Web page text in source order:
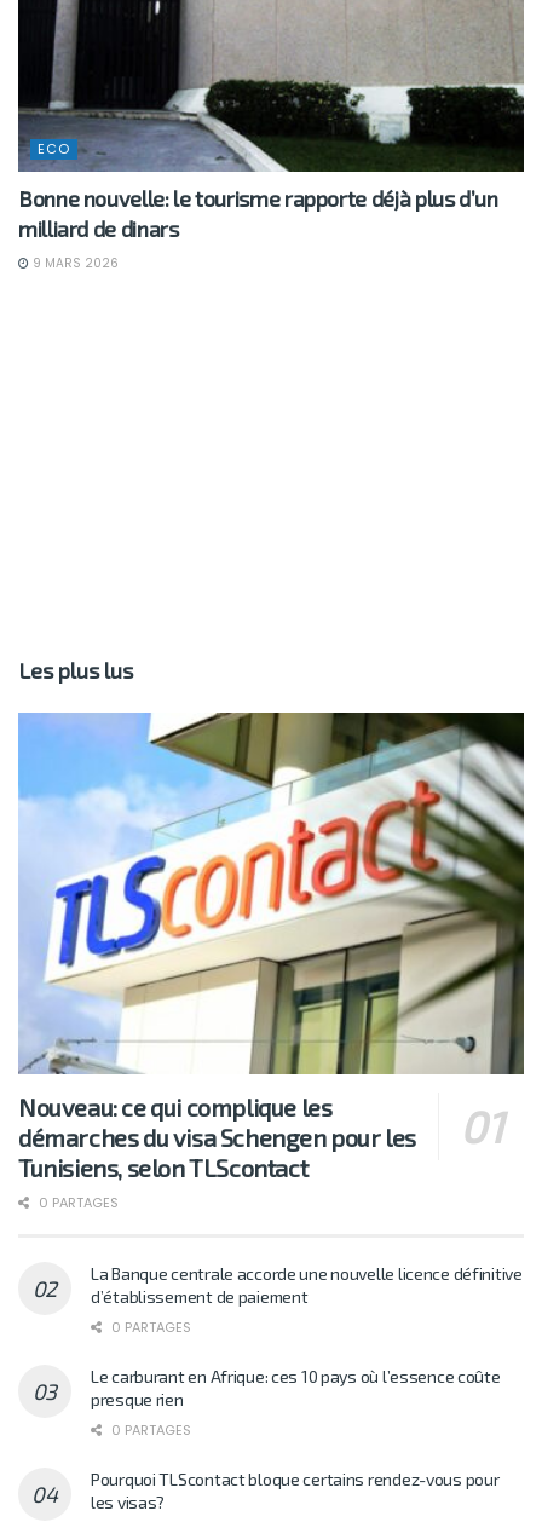
ECO
Bonne nouvelle: le tourisme rapporte déjà plus d’un
milliard de dinars
9 MARS 2026
Les plus lus
Nouveau: ce qui complique les
démarches du visa Schengen pour les
Tunisiens, selon TLScontact
0 PARTAGES
La Banque centrale accorde une nouvelle licence définitive
d’établissement de paiement
0 PARTAGES
Le carburant en Afrique: ces 10 pays où l’essence coûte
presque rien
0 PARTAGES
Pourquoi TLScontact bloque certains rendez-vous pour
les visas?